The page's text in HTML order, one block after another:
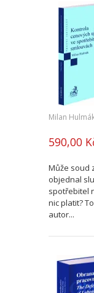
Milan
590,00
Může soud
objednal
spotřebitel
nic platit?
autor...